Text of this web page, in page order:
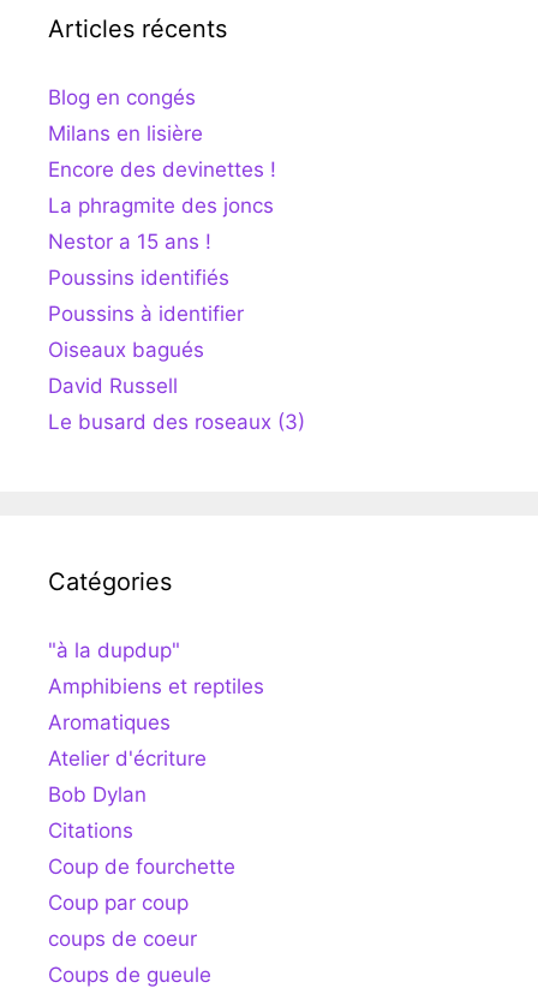
Articles récents
Blog en congés
Milans en lisière
Encore des devinettes !
La phragmite des joncs
Nestor a 15 ans !
Poussins identifiés
Poussins à identifier
Oiseaux bagués
David Russell
Le busard des roseaux (3)
Catégories
"à la dupdup"
Amphibiens et reptiles
Aromatiques
Atelier d'écriture
Bob Dylan
Citations
Coup de fourchette
Coup par coup
coups de coeur
Coups de gueule